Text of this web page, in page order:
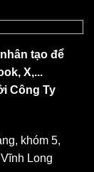
tạo để
X,...
Công Ty
khóm 5,
Long